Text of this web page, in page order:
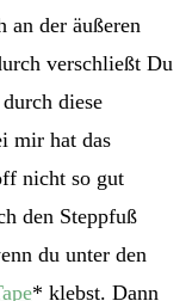
an der äußeren
verschließt Du
diese
mir hat das
nicht so gut
den Steppfuß
du unter den
* klebst. Dann